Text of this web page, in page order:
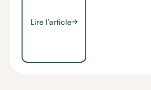
Lire l’article